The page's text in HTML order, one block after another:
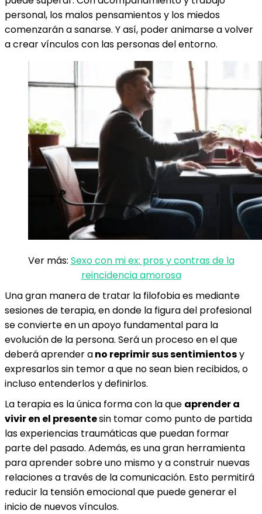
personal, los malos pensamientos y los miedos
comenzarán a sanarse. Y así, poder animarse a volver
a crear vínculos con las personas del entorno.
Ver más: Sexo con mi ex: pros y contras de la
reincidencia amorosa
Una gran manera de tratar la filofobia es mediante
sesiones de terapia, en donde la figura del profesional
se convierte en un apoyo fundamental para la
evolución de la persona. Será un proceso en el que
deberá aprender ano reprimir sus sentimientosy
expresarlos sin temor a que no sean bien recibidos, o
incluso entenderlos y definirlos.
La terapia es la única forma con la que aprender a
vivir en el presentesin tomar como punto de partida
las experiencias traumáticas que puedan formar
parte del pasado. Además, es una gran herramienta
para aprender sobre uno mismo y a construir nuevas
relaciones a través de la comunicación. Esto permitirá
reducir la tensión emocional que puede generar el
inicio de nuevos vínculos.